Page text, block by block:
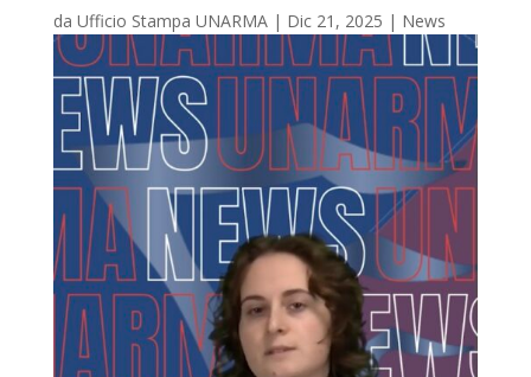
da Ufficio Stampa UNARMA| Dic 21, 2025 | News